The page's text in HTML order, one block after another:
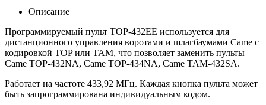
Описание
Программируемый пульт TOP-432EE используется для
дистанционного управления воротами и шлагбаумами Came с
кодировкой TOP или TAM, что позволяет заменить пульты
Came TOP-432NA, Came TOP-434NA, Came TAM-432SA.
Работает на частоте 433,92 МГц. Каждая кнопка пульта может
быть запрограммирована индивидуальным кодом.